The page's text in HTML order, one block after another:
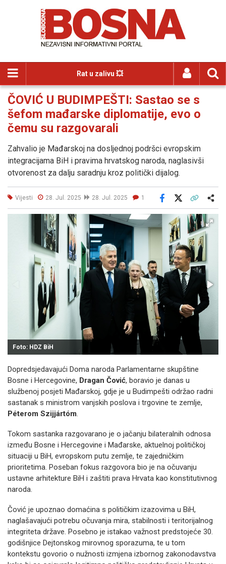
Rat u zalivu 💥
ČOVIĆ U BUDIMPEŠTI: Sastao se s
šefom mađarske diplomatije, evo o
čemu su razgovarali
Zahvalio je Mađarskoj na dosljednoj podršci evropskim
integracijama BiH i pravima hrvatskog naroda, naglasivši
otvorenost za dalju saradnju kroz politički dijalog.
Vijesti 28. Jul. 2025 28. Jul. 2025 1
Facebook
Foto: HDZ BiH
Dopredsjedavajući Doma naroda Parlamentarne skupštine
Bosne i Hercegovine, Dragan Čović, boravio je danas u
službenoj posjeti Mađarskoj, gdje je u Budimpešti održao radni
sastanak s ministrom vanjskih poslova i trgovine te zemlje,
Péterom Szijjártóm.
Tokom sastanka razgovarano je o jačanju bilateralnih odnosa
između Bosne i Hercegovine i Mađarske, aktuelnoj političkoj
situaciji u BiH, evropskom putu zemlje, te zajedničkim
prioritetima. Poseban fokus razgovora bio je na očuvanju
ustavne arhitekture BiH i zaštiti prava Hrvata kao konstitutivnog
naroda.
Čović je upoznao domaćina s političkim izazovima u BiH,
naglašavajući potrebu očuvanja mira, stabilnosti i teritorijalnog
integriteta države. Posebno je istakao važnost predstojeće 30.
godišnjice Dejtonskog mirovnog sporazuma, te u tom
kontekstu govorio o nužnosti izmjena izbornog zakonodavstva